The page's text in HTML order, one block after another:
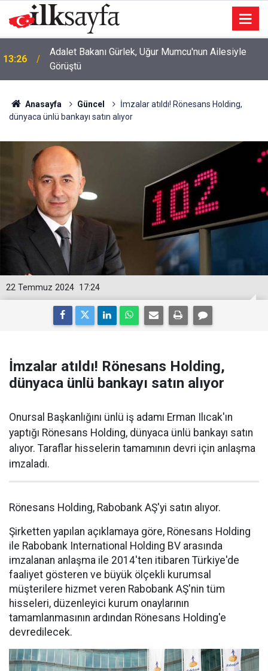
12:59 Çankaya'da cinayet: Komşusu vurdu
Anasayfa Güncel
İmzalar atıldı! Rönesans Holding,
dünyaca ünlü bankayı satın alıyor
17:24
22 Temmuz 2024
İmzalar atıldı! Rönesans Holding,
dünyaca ünlü bankayı satın alıyor
Onursal Başkanlığını ünlü iş adamı Erman Ilıcak'ın
yaptığı Rönesans Holding, dünyaca ünlü bankayı satın
alıyor. Taraflar hisselerin tamamının devri için anlaşma
imzaladı.
Rönesans Holding, Rabobank AŞ'yi satın alıyor.
Şirketten yapılan açıklamaya göre, Rönesans Holding
ile Rabobank International Holding BV arasında
imzalanan anlaşma ile 2014'ten itibaren Türkiye'de
faaliyet gösteren ve büyük ölçekli kurumsal
müşterilere hizmet veren Rabobank AŞ'nin tüm
hisseleri, düzenleyici kurum onaylarının
tamamlanmasının ardından Rönesans Holding'e
devredilecek.